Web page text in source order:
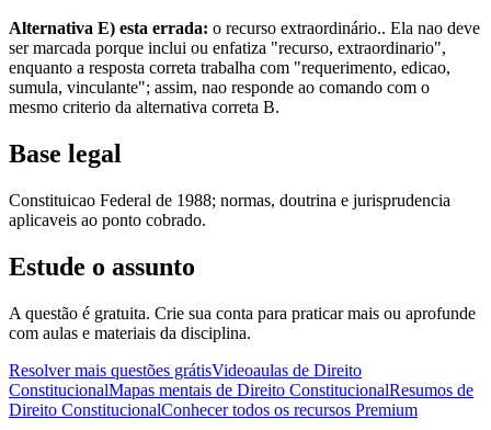
Alternativa E) esta errada: o recurso extraordinário.. Ela nao deve
ser marcada porque inclui ou enfatiza "recurso, extraordinario",
enquanto a resposta correta trabalha com "requerimento, edicao,
sumula, vinculante"; assim, nao responde ao comando com o
mesmo criterio da alternativa correta B.
Base legal
Constituicao Federal de 1988; normas, doutrina e jurisprudencia
aplicaveis ao ponto cobrado.
Estude o assunto
A questão é gratuita. Crie sua conta para praticar mais ou aprofunde
com aulas e materiais da disciplina.
Resolver mais questões grátisVideoaulas de Direito
ConstitucionalMapas mentais de Direito ConstitucionalResumos de
Direito ConstitucionalConhecer todos os recursos Premium